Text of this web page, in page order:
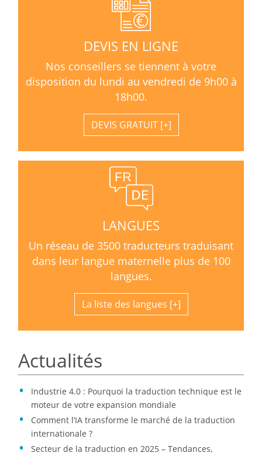
DEVIS EN LIGNE
Nos conseillers se tiennent à votre
disposition du lundi au vendredi de 9h00 à
18h00.
DEVIS GRATUIT
LANGUES
Un réseau de 3500 traducteurs traduisant
dans leur langue maternelle plus de 100
langues.
La liste des langues
Actualités
Industrie 4.0 : Pourquoi la traduction technique est le
moteur de votre expansion mondiale
Comment l’IA transforme le marché de la traduction
internationale ?
Secteur de la traduction en 2025 – Tendances,